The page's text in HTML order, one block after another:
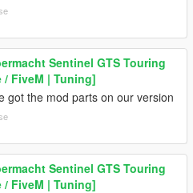
Sentinel GTS Touring
/ FiveM | Tuning]
got the mod parts on our version
Sentinel GTS Touring
/ FiveM | Tuning]